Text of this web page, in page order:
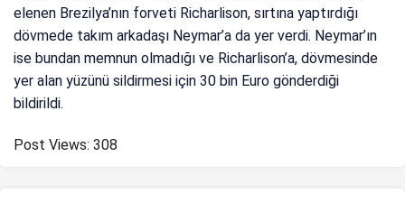
elenen Brezilya’nın forveti Richarlison, sırtına yaptırdığı
dövmede takım arkadaşı Neymar’a da yer verdi. Neymar’ın
ise bundan memnun olmadığı ve Richarlison’a, dövmesinde
yer alan yüzünü sildirmesi için 30 bin Euro gönderdiği
bildirildi.
Post Views: 308